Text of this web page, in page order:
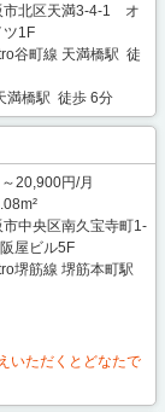
市北区天満3-4-1 オ
ツ1F
谷町線 天満橋駅 徒
満橋駅 徒歩 6分
20,900円/月
市中央区南久宝寺町1-
屋ビル5F
堺筋線 堺筋本町駅
いただくとどなたで